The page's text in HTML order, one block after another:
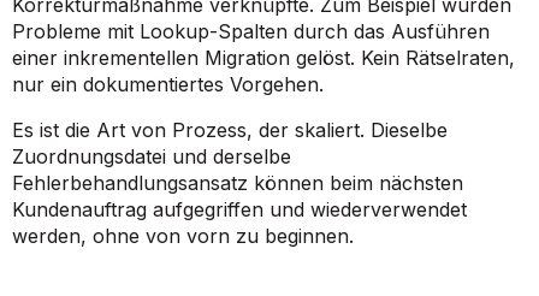
Probleme mit Lookup-Spalten durch das Ausführen
einer inkrementellen Migration gelöst. Kein Rätselraten,
nur ein dokumentiertes Vorgehen.
Es ist die Art von Prozess, der skaliert. Dieselbe
Zuordnungsdatei und derselbe
Fehlerbehandlungsansatz können beim nächsten
Kundenauftrag aufgegriffen und wiederverwendet
werden, ohne von vorn zu beginnen.